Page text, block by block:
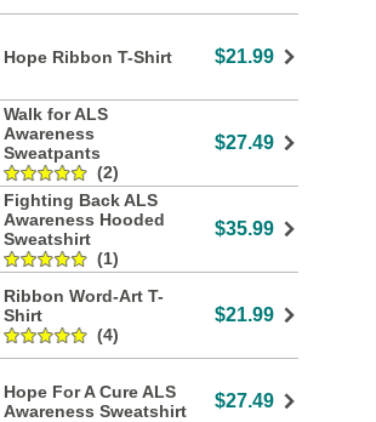
Hope Ribbon T-Shirt $21.99
Walk for ALS
Awareness
Sweatpants
(2)
$27.49
Fighting Back ALS
Awareness Hooded
Sweatshirt
(1)
$35.99
Ribbon Word-Art T-
Shirt
(4)
$21.99
Hope For A Cure ALS
Awareness Sweatshirt
$27.49